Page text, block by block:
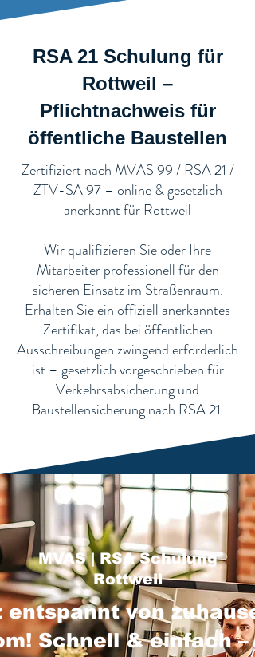
RSA 21 Schulung für
Rottweil –
Pflichtnachweis für
öffentliche Baustellen​
​Zertifiziert nach MVAS 99 / RSA 21 /
ZTV-SA 97 – online & gesetzlich
anerkannt für Rottweil
Wir qualifizieren Sie oder Ihre
Mitarbeiter professionell für den
sicheren Einsatz im Straßenraum.
Erhalten Sie ein offiziell anerkanntes
Zertifikat, das bei öffentlichen
Ausschreibungen zwingend erforderlich
ist – gesetzlich vorgeschrieben für
Verkehrsabsicherung und
Baustellensicherung nach RSA 21.
MVAS | RSA Schulung
Rottweil
entspannt von
Schnell & einfach –